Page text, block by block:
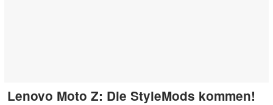
Lenovo Moto Z: Die StyleMods kommen!